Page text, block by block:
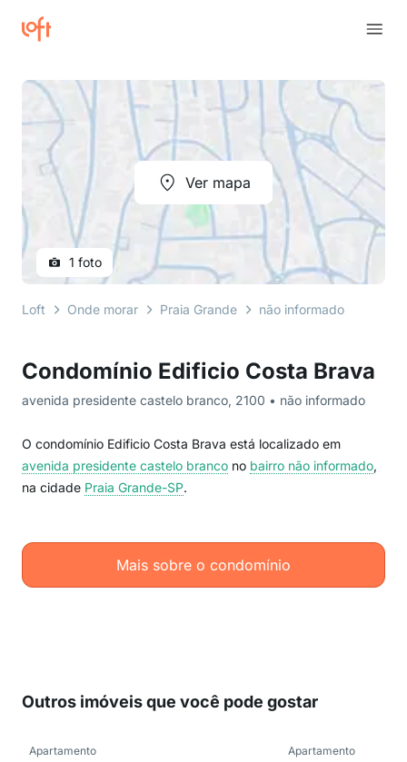
Condomínio Edificio Costa Brava
avenida presidente castelo branco, 2100 • não informado
O condomínio Edificio Costa Brava está localizado em
avenida presidente castelo branco no bairro não informado,
na cidade Praia Grande-SP.
Mais sobre o condomínio
Ver mapa
1 foto
Loft Onde morar Praia Grande não informado
Outros imóveis que você pode gostar
Apartamento Apartamento